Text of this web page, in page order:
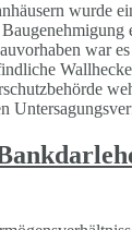
wurde
war